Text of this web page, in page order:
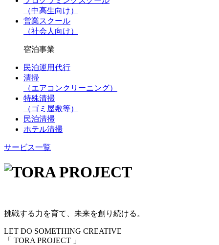
（中高生向け）
営業スクール
（社会人向け）
宿泊事業
民泊運用代行
清掃
（エアコンクリーニング）
特殊清掃
（ゴミ屋敷等）
民泊清掃
ホテル清掃
サービス一覧
挑戦する力を育て、未来を創り続ける。
LET DO SOMETHING CREATIVE
「 TORA PROJECT 」